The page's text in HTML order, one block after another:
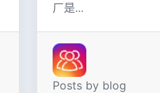
厂是...
Posts by blog